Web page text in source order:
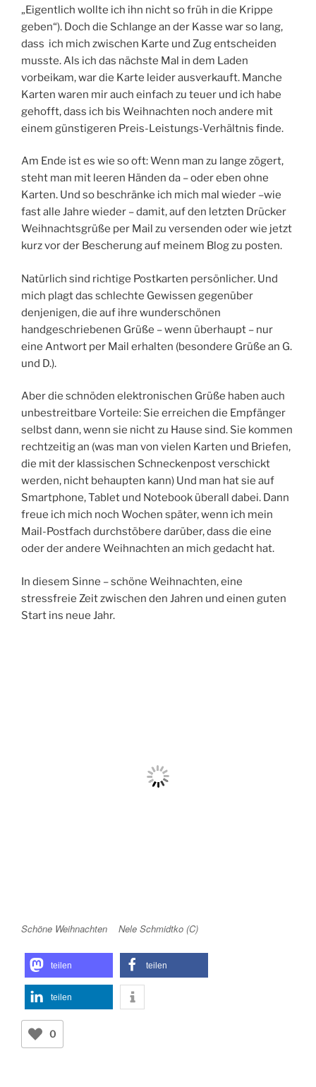
„Eigentlich wollte ich ihn nicht so früh in die Krippe
geben“). Doch die Schlange an der Kasse war so lang,
dass ich mich zwischen Karte und Zug entscheiden
musste. Als ich das nächste Mal in dem Laden
vorbeikam, war die Karte leider ausverkauft. Manche
Karten waren mir auch einfach zu teuer und ich habe
gehofft, dass ich bis Weihnachten noch andere mit
einem günstigeren Preis-Leistungs-Verhältnis finde.
Am Ende ist es wie so oft: Wenn man zu lange zögert,
steht man mit leeren Händen da – oder eben ohne
Karten. Und so beschränke ich mich mal wieder –wie
fast alle Jahre wieder – damit, auf den letzten Drücker
Weihnachtsgrüße per Mail zu versenden oder wie jetzt
kurz vor der Bescherung auf meinem Blog zu posten.
Natürlich sind richtige Postkarten persönlicher. Und
mich plagt das schlechte Gewissen gegenüber
denjenigen, die auf ihre wunderschönen
handgeschriebenen Grüße – wenn überhaupt – nur
eine Antwort per Mail erhalten (besondere Grüße an G.
und D.).
Aber die schnöden elektronischen Grüße haben auch
unbestreitbare Vorteile: Sie erreichen die Empfänger
selbst dann, wenn sie nicht zu Hause sind. Sie kommen
rechtzeitig an (was man von vielen Karten und Briefen,
die mit der klassischen Schneckenpost verschickt
werden, nicht behaupten kann) Und man hat sie auf
Smartphone, Tablet und Notebook überall dabei. Dann
freue ich mich noch Wochen später, wenn ich mein
Mail-Postfach durchstöbere darüber, dass die eine
oder der andere Weihnachten an mich gedacht hat.
In diesem Sinne – schöne Weihnachten, eine
stressfreie Zeit zwischen den Jahren und einen guten
Start ins neue Jahr.
Schöne Weihnachten Nele Schmidtko (C)
teilen teilen
teilen
0